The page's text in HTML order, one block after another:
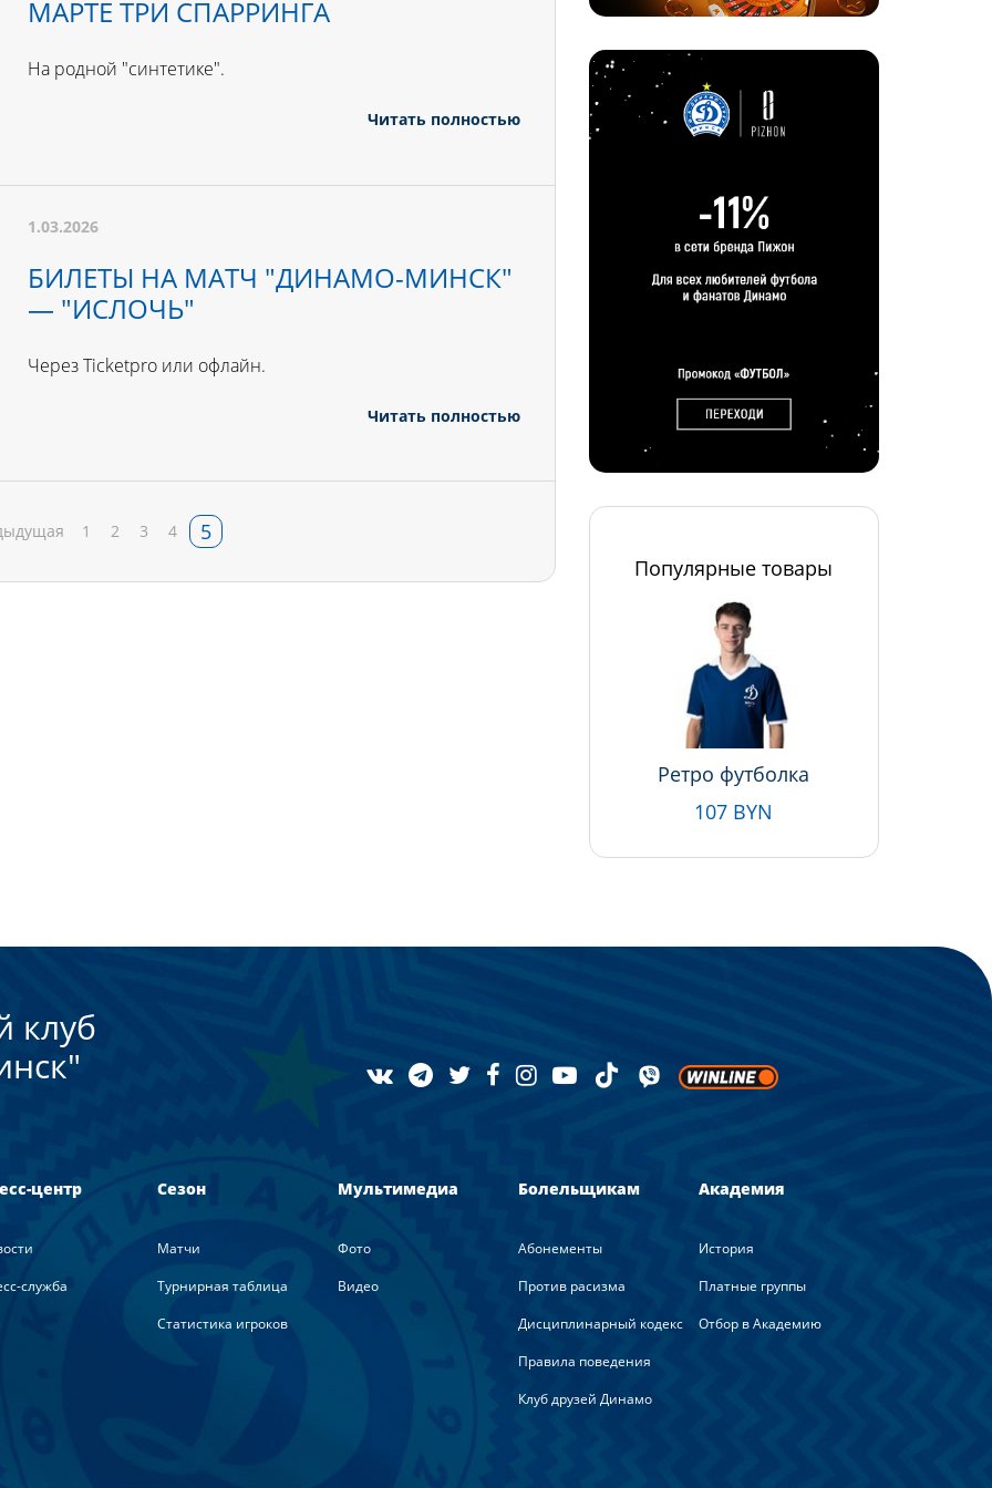
МАРТЕ ТРИ СПАРРИНГА
На родной "синтетике".
Читать полностью
1.03.2026
БИЛЕТЫ НА МАТЧ "ДИНАМО-МИНСК"
— "ИСЛОЧЬ"
Через Ticketpro или офлайн.
Читать полностью
1 2 3 4
5
Популярные товары
Ретро футболка
107 BYN
клуб
центр
служба
Сезон
Матчи
Турнирная таблица
Статистика игроков
Мультимедиа
Фото
Видео
Болельщикам
Абонементы
Против расизма
Дисциплинарный кодекс
Правила поведения
Клуб друзей Динамо
Академия
История
Платные группы
Отбор в Академию